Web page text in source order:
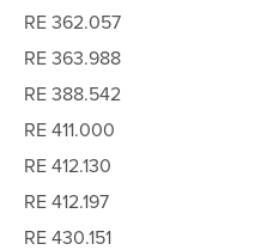
RE 362.057
RE 363.988
RE 388.542
RE 411.000
RE 412.130
RE 412.197
RE 430.151